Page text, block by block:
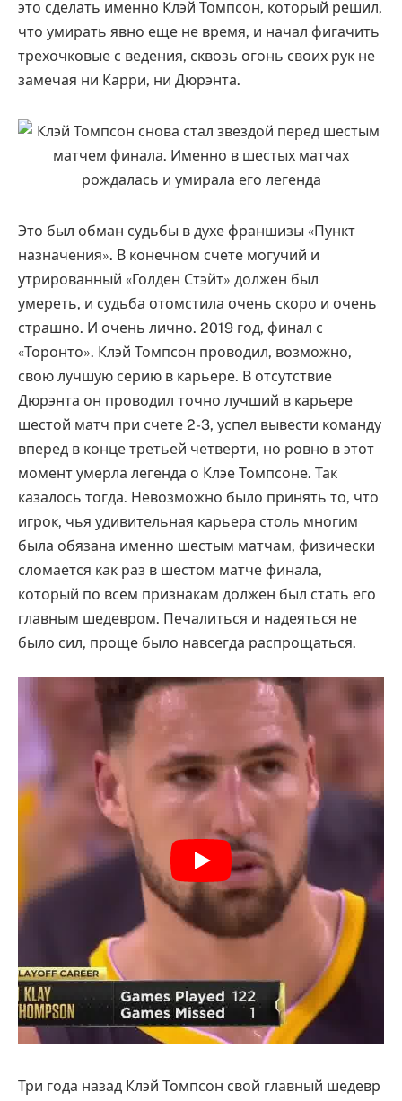
это сделать именно Клэй Томпсон, который решил,
что умирать явно еще не время, и начал фигачить
трехочковые с ведения, сквозь огонь своих рук не
замечая ни Карри, ни Дюрэнта.
Это был обман судьбы в духе франшизы «Пункт
назначения». В конечном счете могучий и
утрированный «Голден Стэйт» должен был
умереть, и судьба отомстила очень скоро и очень
страшно. И очень лично. 2019 год, финал с
«Торонто». Клэй Томпсон проводил, возможно,
свою лучшую серию в карьере. В отсутствие
Дюрэнта он проводил точно лучший в карьере
шестой матч при счете 2-3, успел вывести команду
вперед в конце третьей четверти, но ровно в этот
момент умерла легенда о Клэе Томпсоне. Так
казалось тогда. Невозможно было принять то, что
игрок, чья удивительная карьера столь многим
была обязана именно шестым матчам, физически
сломается как раз в шестом матче финала,
который по всем признакам должен был стать его
главным шедевром. Печалиться и надеяться не
было сил, проще было навсегда распрощаться.
Три года назад Клэй Томпсон свой главный шедевр